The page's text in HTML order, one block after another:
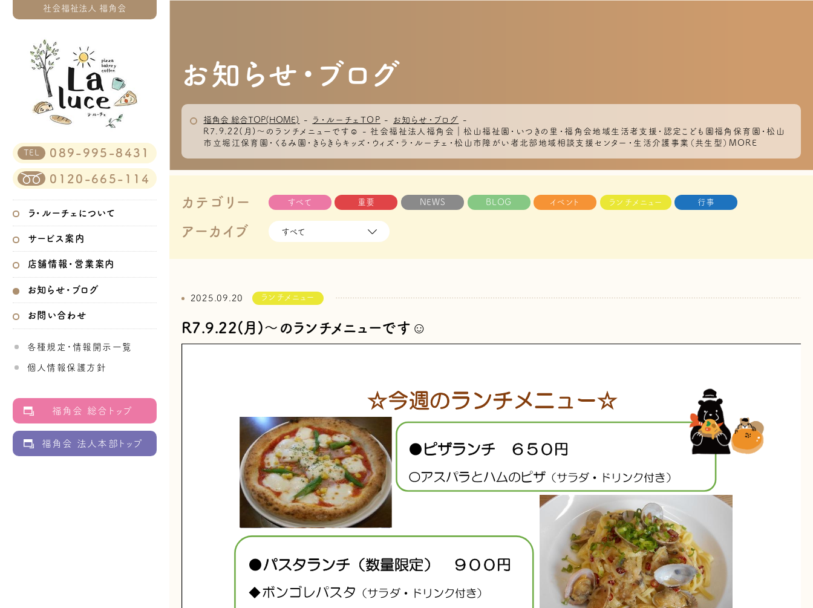
社会福祉法人 福角会
TEL 089-995-8431
0120-665-114
ラ・ルーチェについて
サービス案内
店舗情報・営業案内
お知らせ・ブログ
お問い合わせ
各種規定・情報開示一覧
個人情報保護方針
福角会 総合トップ
福角会 法人本部トップ
お知らせ・ブログ
福角会 総合TOP(HOME) - ラ・ルーチェTOP - お知らせ・ブログ
-
R7.9.22(月)～のランチメニューです☺ - 社会福祉法人福角会｜松山福祉園・いつきの里・福角会地域生活者支援・認定こども園福角保育園・松山
市立堀江保育園・くるみ園・きらきらキッズ・ウィズ・ラ・ルーチェ・松山市障がい者北部地域相談支援センター・生活介護事業（共生型）MORE
カテゴリー すべて 重要 NEWS BLOG イベント ランチメニュー 行事
アーカイブ
2025.09.20 ランチメニュー
R7.9.22(月)～のランチメニューです☺